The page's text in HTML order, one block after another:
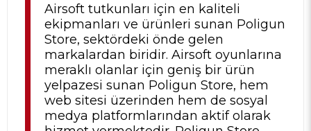
Airsoft tutkunları için en kaliteli
ekipmanları ve ürünleri sunan Poligun
Store, sektördeki önde gelen
markalardan biridir. Airsoft oyunlarına
meraklı olanlar için geniş bir ürün
yelpazesi sunan Poligun Store, hem
web sitesi üzerinden hem de sosyal
medya platformlarından aktif olarak